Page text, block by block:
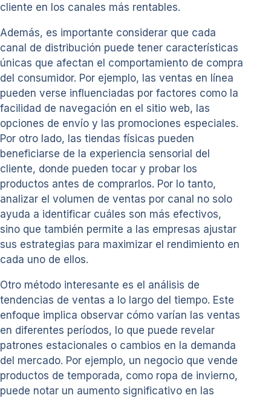
cliente en los canales más rentables.
Además, es importante considerar que cada
canal de distribución puede tener características
únicas que afectan el comportamiento de compra
del consumidor. Por ejemplo, las ventas en línea
pueden verse influenciadas por factores como la
facilidad de navegación en el sitio web, las
opciones de envío y las promociones especiales.
Por otro lado, las tiendas físicas pueden
beneficiarse de la experiencia sensorial del
cliente, donde pueden tocar y probar los
productos antes de comprarlos. Por lo tanto,
analizar el volumen de ventas por canal no solo
ayuda a identificar cuáles son más efectivos,
sino que también permite a las empresas ajustar
sus estrategias para maximizar el rendimiento en
cada uno de ellos.
Otro método interesante es el análisis de
tendencias de ventas a lo largo del tiempo. Este
enfoque implica observar cómo varían las ventas
en diferentes períodos, lo que puede revelar
patrones estacionales o cambios en la demanda
del mercado. Por ejemplo, un negocio que vende
productos de temporada, como ropa de invierno,
puede notar un aumento significativo en las